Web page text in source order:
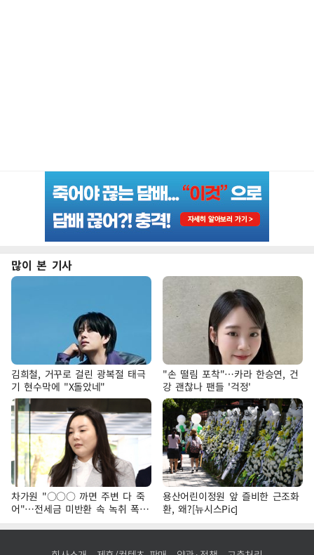
많이 본 기사
김희철, 거꾸로 걸린 광복절 태극
기 현수막에 "X돌았네"
"손 떨림 포착"…카라 한승연, 건
강 괜찮나 팬들 '걱정'
차가원 "○○○ 까면 주변 다 죽
어"…전세금 미반환 속 녹취 폭로
파장
용산어린이정원 앞 즐비한 근조화
환, 왜?[뉴시스Pic]